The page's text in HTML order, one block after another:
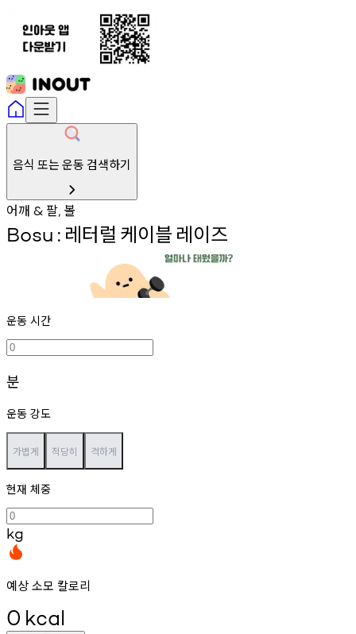
음식 또는 운동 검색하기
어깨 & 팔, 볼
Bosu : 레터럴 케이블 레이즈
운동 시간
분
운동 강도
가볍게 적당히 격하게
현재 체중
kg
예상 소모 칼로리
0 kcal